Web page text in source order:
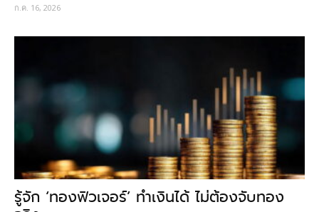
ก.ค. 16, 2026
รู้จัก ‘ทองฟิวเจอร์’ ทำเงินได้ ไม่ต้องจับทอง